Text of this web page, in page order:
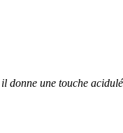
donne une touche